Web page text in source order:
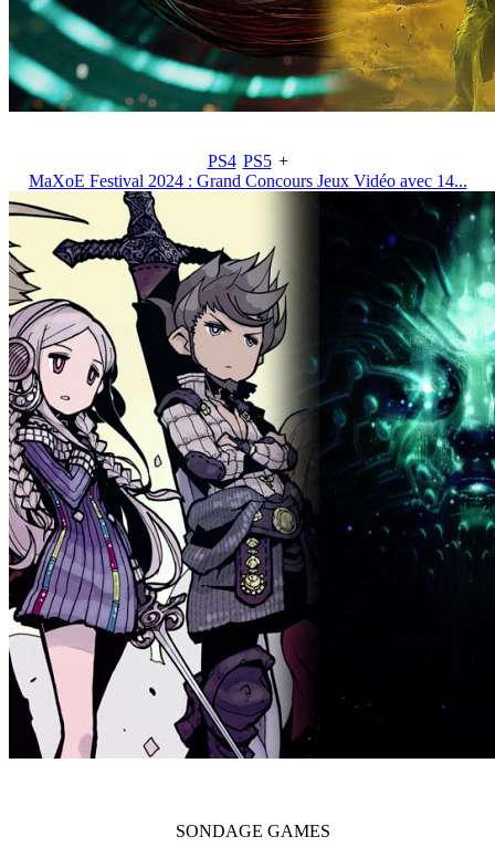
PS4 PS5 +
MaXoE Festival 2024 : Grand Concours Jeux Vidéo avec 14...
SONDAGE GAMES